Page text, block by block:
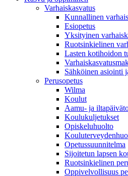
Varhaiskasvatus
Kunnallinen
Esiopetus
Yksityinen
Ruotsinkielinen
Lasten kotihoidon
Sähköinen asiointi
Perusopetus
Wilma
Koulut
Aamu- ja
Koulukuljetukset
Opiskeluhuolto
Opetussuunnitelma
Sijoitetun lapsen
Ruotsinkielinen
Oppivelvollisuus